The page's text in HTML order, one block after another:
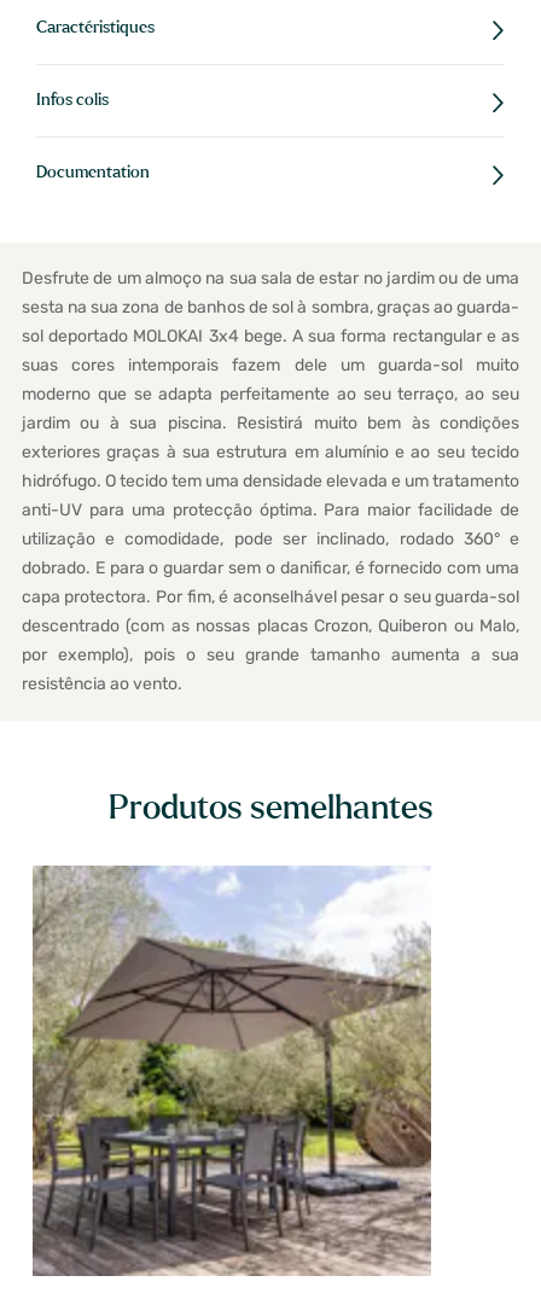
Caractéristiques
Infos colis
Documentation
Desfrute de um almoço na sua sala de estar no jardim ou de uma
sesta na sua zona de banhos de sol à sombra, graças ao guarda-
sol deportado MOLOKAI 3x4 bege. A sua forma rectangular e as
suas cores intemporais fazem dele um guarda-sol muito
moderno que se adapta perfeitamente ao seu terraço, ao seu
jardim ou à sua piscina. Resistirá muito bem às condições
exteriores graças à sua estrutura em alumínio e ao seu tecido
hidrófugo. O tecido tem uma densidade elevada e um tratamento
anti-UV para uma protecção óptima. Para maior facilidade de
utilização e comodidade, pode ser inclinado, rodado 360° e
dobrado. E para o guardar sem o danificar, é fornecido com uma
capa protectora. Por fim, é aconselhável pesar o seu guarda-sol
descentrado (com as nossas placas Crozon, Quiberon ou Malo,
por exemplo), pois o seu grande tamanho aumenta a sua
resistência ao vento.
Produtos semelhantes